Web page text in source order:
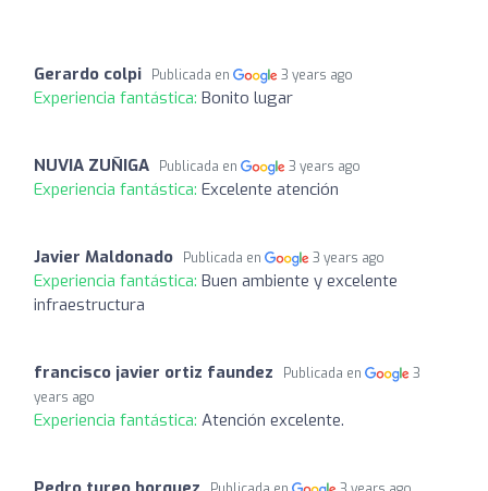
Gerardo colpi Publicada en 3 years ago
Experiencia fantástica: Bonito lugar
NUVIA ZUÑIGA Publicada en 3 years ago
Experiencia fantástica: Excelente atención
Javier Maldonado Publicada en 3 years ago
Experiencia fantástica: Buen ambiente y excelente
infraestructura
francisco javier ortiz faundez Publicada en
3
years ago
Experiencia fantástica: Atención excelente.